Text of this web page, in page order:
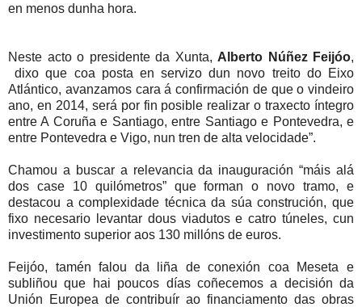
en menos dunha hora.
Neste acto o presidente da Xunta, Alberto Núñez Feijóo,
dixo que coa posta en servizo dun novo treito do Eixo
Atlántico, avanzamos cara á confirmación de que o vindeiro
ano, en 2014, será por fin posible realizar o traxecto íntegro
entre A Coruña e Santiago, entre Santiago e Pontevedra, e
entre Pontevedra e Vigo, nun tren de alta velocidade”.
Chamou a buscar a relevancia da inauguración “máis alá
dos case 10 quilómetros” que forman o novo tramo, e
destacou a complexidade técnica da súa construción, que
fixo necesario levantar dous viadutos e catro túneles, cun
investimento superior aos 130 millóns de euros.
Feijóo, tamén falou da liña de conexión coa Meseta e
subliñou que hai poucos días coñecemos a decisión da
Unión Europea de contribuír ao financiamento das obras